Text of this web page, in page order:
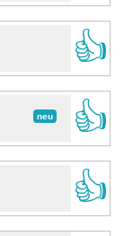
👍
neu
👍
👍